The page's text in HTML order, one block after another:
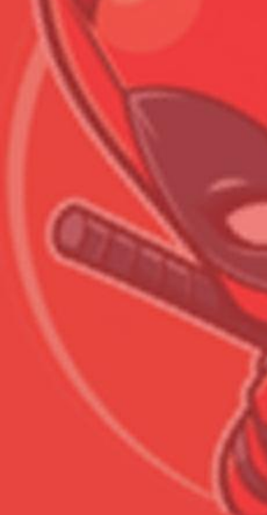
Всего позиций в корзине
Всего товара в корзине
Сумма к оплате (без